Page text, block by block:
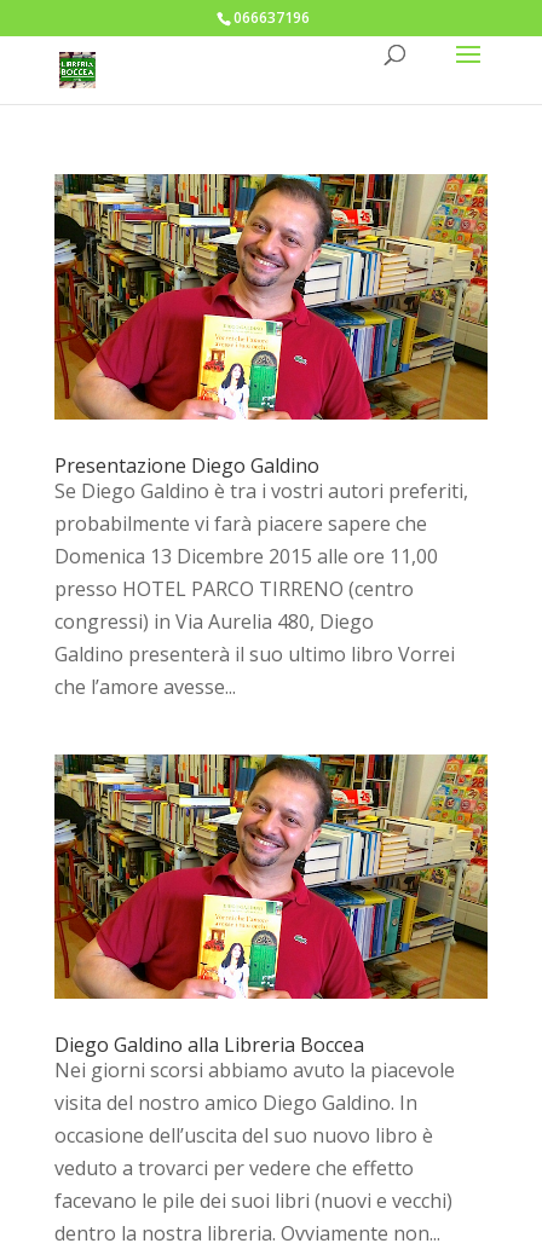
066637196
Presentazione Diego Galdino
Se Diego Galdino è tra i vostri autori preferiti,
probabilmente vi farà piacere sapere che
Domenica 13 Dicembre 2015 alle ore 11,00
presso HOTEL PARCO TIRRENO (centro
congressi) in Via Aurelia 480, Diego
Galdino presenterà il suo ultimo libro Vorrei
che l’amore avesse...
Diego Galdino alla Libreria Boccea
Nei giorni scorsi abbiamo avuto la piacevole
visita del nostro amico Diego Galdino. In
occasione dell’uscita del suo nuovo libro è
veduto a trovarci per vedere che effetto
facevano le pile dei suoi libri (nuovi e vecchi)
dentro la nostra libreria. Ovviamente non...